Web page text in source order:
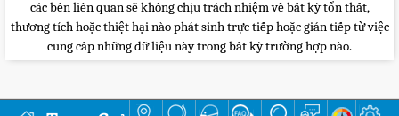
các bên liên quan sẽ không chịu trách nhiệm về bất kỳ tổn thất,
thương tích hoặc thiệt hại nào phát sinh trực tiếp hoặc gián tiếp từ việc
cung cấp những dữ liệu này trong bất kỳ trường hợp nào.